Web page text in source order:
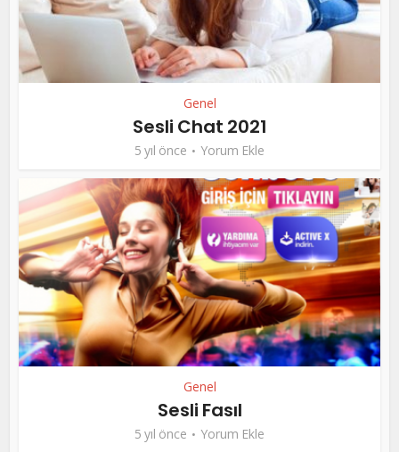
Genel
Sesli Chat 2021
5 yıl önce Yorum Ekle
Genel
Sesli Fasıl
5 yıl önce Yorum Ekle